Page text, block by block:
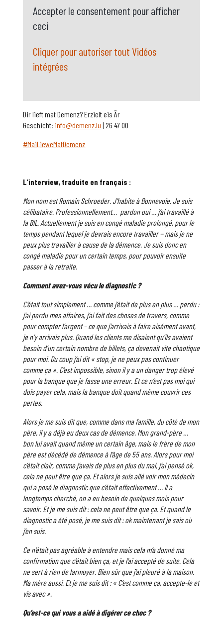
Accepter le consentement pour afficher
ceci
Cliquer pour autoriser tout Vidéos
intégrées
Dir lieft mat Demenz? Erzielt eis Är
Geschicht: info@demenz.lu | 26 47 00
#MaiLieweMatDemenz
L’interview, traduite en français :
Mon nom est Romain Schroeder. J’habite à Bonnevoie. Je suis
célibataire. Professionnellement… pardon oui … j’ai travaillé à
la BIL. Actuellement je suis en congé maladie prolongé, pour le
temps pendant lequel je devrais encore travailler − mais je ne
peux plus travailler à cause de la démence. Je suis donc en
congé maladie pour un certain temps, pour pouvoir ensuite
passer à la retraite.
Comment avez-vous vécu le diagnostic ?
C’était tout simplement … comme j’était de plus en plus … perdu :
j’ai perdu mes affaires, j’ai fait des choses de travers, comme
pour compter l’argent – ce que j’arrivais à faire aisément avant,
je n’y arrivais plus. Quand les clients me disaient qu’ils avaient
besoin d’un certain nombre de billets, ça devenait vite chaotique
pour moi. Du coup j’ai dit « stop, je ne peux pas continuer
comme ça ». C’est impossible, sinon il y a un danger trop élevé
pour la banque que je fasse une erreur. Et ce n’est pas moi qui
dois payer cela, mais la banque doit quand même couvrir ces
pertes.
Alors je me suis dit que, comme dans ma famille, du côté de mon
père, il y a déjà eu deux cas de démence. Mon grand-père …
bon lui avait quand même un certain âge, mais le frère de mon
père est décédé de démence à l’âge de 55 ans. Alors pour moi
c’était clair, comme j’avais de plus en plus du mal, j’ai pensé ok,
cela ne peut être que ça. Et alors je suis allé voir mon médecin
qui a posé le diagnostic que c’était effectivement … Il a
longtemps cherché, on a eu besoin de quelques mois pour
savoir. Et je me suis dit : cela ne peut être que ça. Et quand le
diagnostic a été posé, je me suis dit : ok maintenant je sais où
j’en suis.
Ce n’était pas agréable à entendre mais cela m’a donné ma
confirmation que c’était bien ça, et je l’ai accepté de suite. Cela
ne sert à rien de larmoyer. Bien sûr que j’ai pleuré à la maison.
Ma mère aussi. Et je me suis dit : « C’est comme ça, accepte-le et
vis avec ».
Qu’est-ce qui vous a aidé à digérer ce choc ?